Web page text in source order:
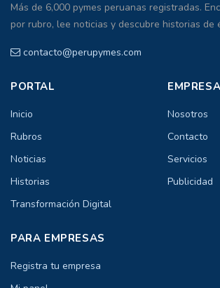
Más de 6,000 pymes peruanas registradas.
por rubro, lee noticias y descubre historias de
contacto@perupymes.com
PORTAL
Inicio
Rubros
Noticias
Historias
Transformación Digital
EMPRESA
Nosotros
Contacto
Servicios
Publicidad
PARA EMPRESAS
Registra tu empresa